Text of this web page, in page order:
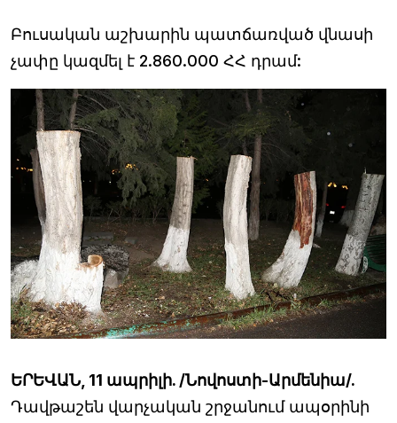
Բուսական աշխարին պատճառված վնասի
չափը կազմել է 2.860.000 ՀՀ դրամ:
ԵՐԵՎԱՆ, 11 ապրիլի. /Նովոստի-Արմենիա/.
Դավթաշեն վարչական շրջանում ապօրինի